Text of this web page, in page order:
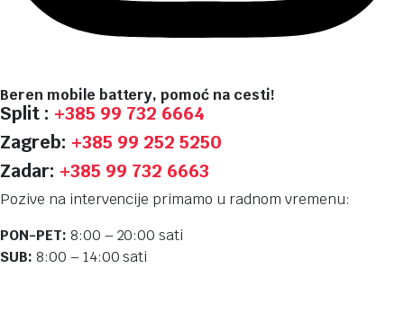
Beren mobile battery, pomoć na cesti!
Split : +385 99 732 6664
Zagreb: +385 99 252 5250
Zadar: +385 99 732 6663
Pozive na intervencije primamo u radnom vremenu:
PON-PET: 8:00 – 20:00 sati
SUB: 8:00 – 14:00 sati